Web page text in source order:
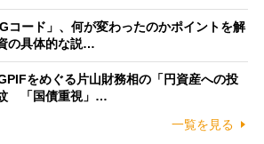
コード」、何が変わったのかポイントを解
の具体的な説…
をめぐる片山財務相の「円資産への投
「国債重視」…
一覧を見る